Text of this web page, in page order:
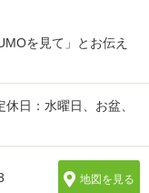
を見て」とお伝え
日：水曜日、お盆、
地図を見る